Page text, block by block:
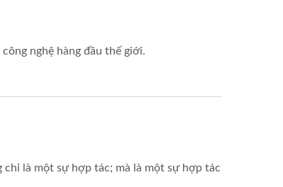
nghệ hàng đầu thế giới.
là một sự hợp tác; mà là một sự hợp tác